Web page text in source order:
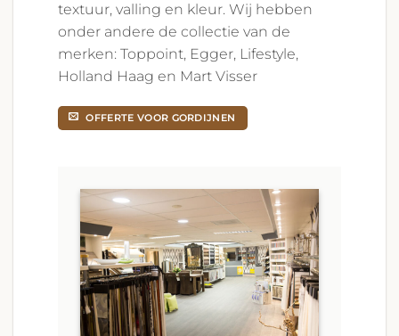
textuur, valling en kleur. Wij hebben
onder andere de collectie van de
merken: Toppoint, Egger, Lifestyle,
Holland Haag en Mart Visser
OFFERTE VOOR GORDIJNEN